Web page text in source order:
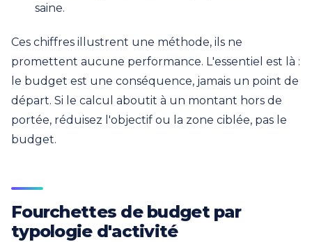
saine.
Ces chiffres illustrent une méthode, ils ne
promettent aucune performance. L'essentiel est là :
le budget est une conséquence, jamais un point de
départ. Si le calcul aboutit à un montant hors de
portée, réduisez l'objectif ou la zone ciblée, pas le
budget.
Fourchettes de budget par
typologie d'activité